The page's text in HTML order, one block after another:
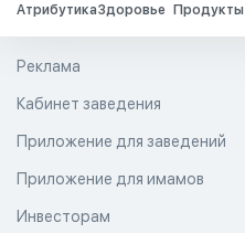
АтрибутикаЗдоровье Продукты
Реклама
Кабинет заведения
Приложение для заведений
Приложение для имамов
Инвесторам